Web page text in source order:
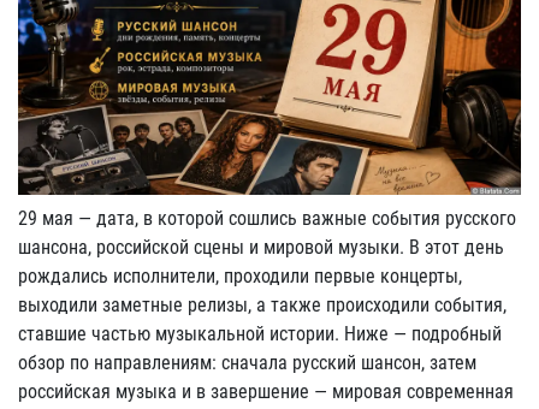
29 мая — дата, в которой сошлись важные события русского
шансона, российской сцены и мировой музыки. В этот день
рождались исполнители, проходили первые концерты,
выходили заметные релизы, а также происходили события,
ставшие частью музыкальной истории. Ниже — подробный
обзор по направлениям: сначала русский шансон, затем
российская музыка и в завершение — мировая современная